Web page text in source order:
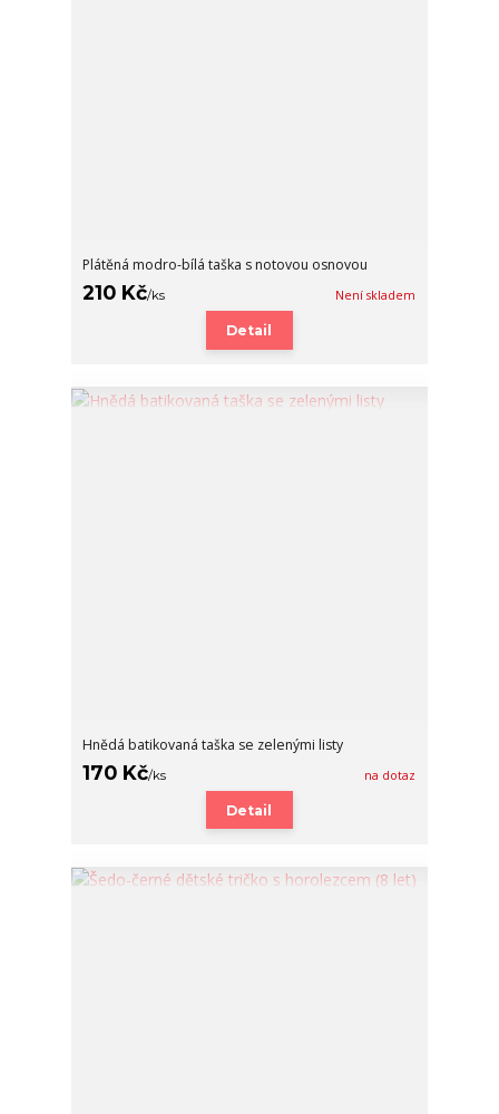
Plátěná modro-bílá taška s notovou osnovou
210 Kč/ks Není skladem
Detail
Hnědá batikovaná taška se zelenými listy
170 Kč/ks na dotaz
Detail